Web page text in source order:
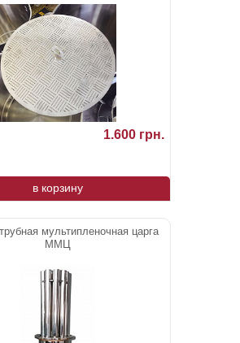
1.600 грн.
в корзину
мультипленочная царга
ММЦ